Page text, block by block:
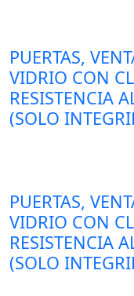
PUERTAS,
VIDRIO CON
RESISTENCIA
(SOLO
PUERTAS,
VIDRIO CON
RESISTENCIA
(SOLO